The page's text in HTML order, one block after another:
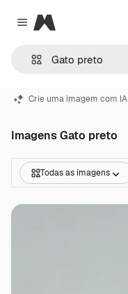
Close menu
Magnific
Crie uma imagem com IA
Imagens Gato preto
Todas as imagens